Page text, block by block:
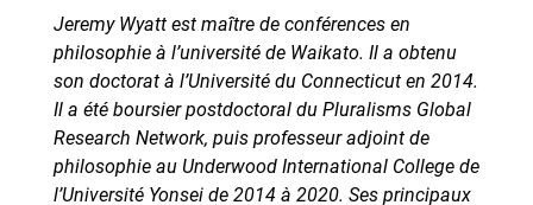
Jeremy Wyatt est maître de conférences en
philosophie à l’université de Waikato. Il a obtenu
son doctorat à l’Université du Connecticut en 2014.
Il a été boursier postdoctoral du Pluralisms Global
Research Network, puis professeur adjoint de
philosophie au Underwood International College de
l’Université Yonsei de 2014 à 2020. Ses principaux